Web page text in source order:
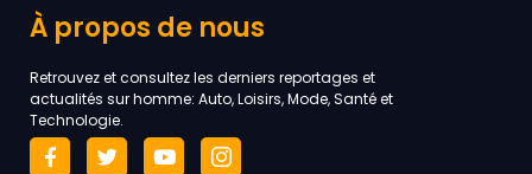
À propos de nous
Retrouvez et consultez les derniers reportages et
actualités sur homme: Auto, Loisirs, Mode, Santé et
Technologie.